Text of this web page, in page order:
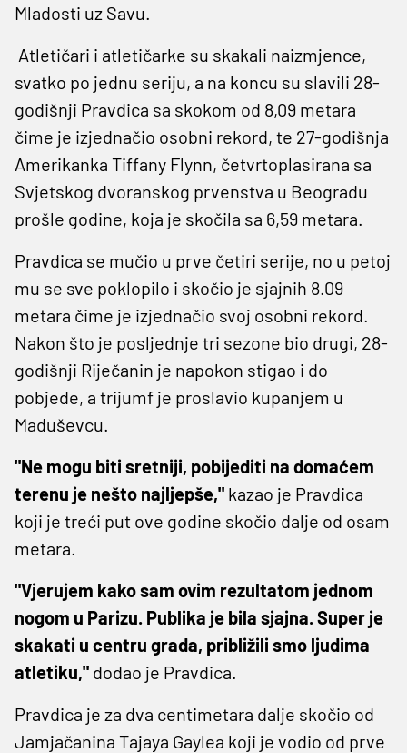
Mladosti uz Savu.
Atletičari i atletičarke su skakali naizmjence,
svatko po jednu seriju, a na koncu su slavili 28-
godišnji Pravdica sa skokom od 8,09 metara
čime je izjednačio osobni rekord, te 27-godišnja
Amerikanka Tiffany Flynn, četvrtoplasirana sa
Svjetskog dvoranskog prvenstva u Beogradu
prošle godine, koja je skočila sa 6,59 metara.
Pravdica se mučio u prve četiri serije, no u petoj
mu se sve poklopilo i skočio je sjajnih 8.09
metara čime je izjednačio svoj osobni rekord.
Nakon što je posljednje tri sezone bio drugi, 28-
godišnji Riječanin je napokon stigao i do
pobjede, a trijumf je proslavio kupanjem u
Maduševcu.
"Ne mogu biti sretniji, pobijediti na domaćem
terenu je nešto najljepše," kazao je Pravdica
koji je treći put ove godine skočio dalje od osam
metara.
"Vjerujem kako sam ovim rezultatom jednom
nogom u Parizu. Publika je bila sjajna. Super je
skakati u centru grada, približili smo ljudima
atletiku," dodao je Pravdica.
Pravdica je za dva centimetara dalje skočio od
Jamjačanina Tajaya Gaylea koji je vodio od prve